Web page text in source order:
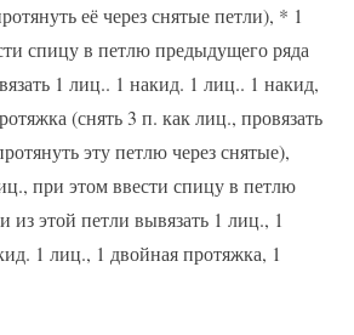
её через снятые петли), * 1
спицу в петлю предыдущего ряда
1 лиц.. 1 накид. 1 лиц.. 1 накид,
(снять 3 п. как лиц., провязать
эту петлю через снятые),
при этом ввести спицу в петлю
из этой петли вывязать 1 лиц., 1
1 лиц., 1 двойная протяжка, 1